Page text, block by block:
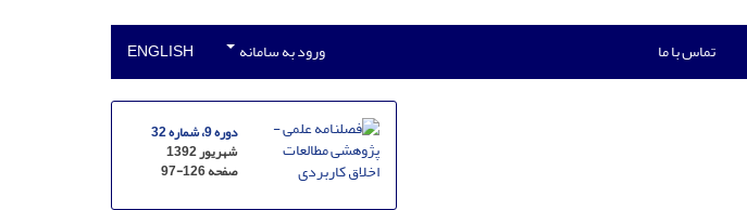
تماس با ما ورود به سامانه ENGLISH
دوره 9، شماره 32
شهریور 1392
صفحه97-126